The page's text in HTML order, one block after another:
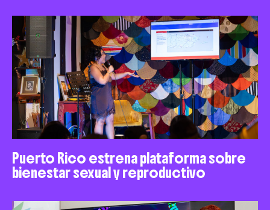
Puerto Rico estrena plataforma sobre
bienestar sexual y reproductivo